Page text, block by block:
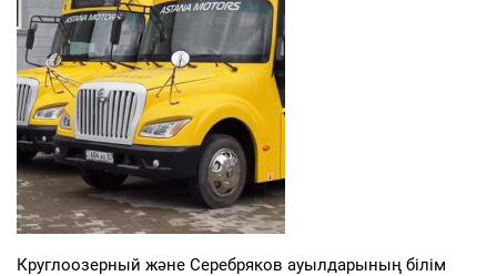
Круглоозерный және Серебряков ауылдарының білім